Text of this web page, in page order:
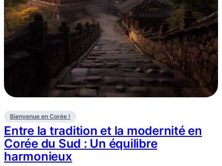
Bienvenue en Corée !
Entre la tradition et la modernité en
Corée du Sud : Un équilibre
harmonieux